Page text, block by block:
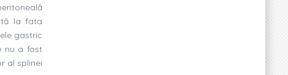
la fata
gastric
nu a fost
al splinei